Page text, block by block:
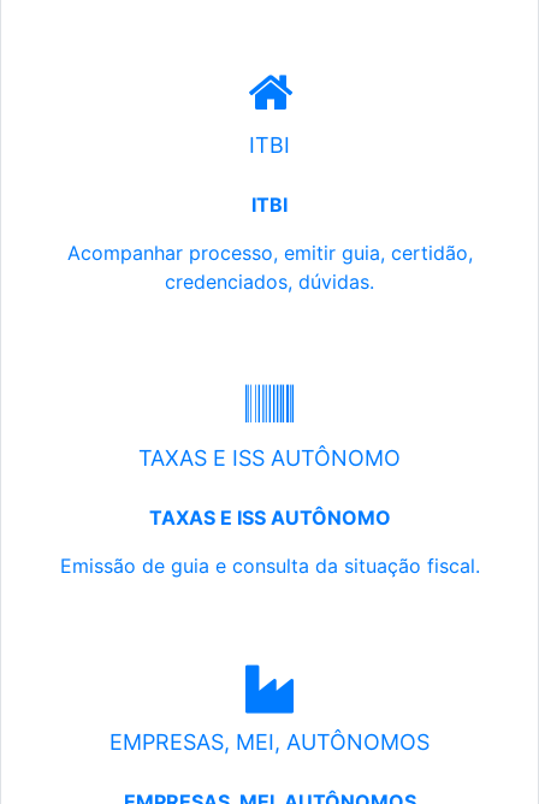
ITBI
ITBI
Acompanhar processo, emitir guia, certidão,
credenciados, dúvidas.
TAXAS E ISS AUTÔNOMO
TAXAS E ISS AUTÔNOMO
Emissão de guia e consulta da situação fiscal.
EMPRESAS, MEI, AUTÔNOMOS